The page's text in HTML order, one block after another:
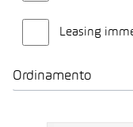
Leasing
Ordinamento